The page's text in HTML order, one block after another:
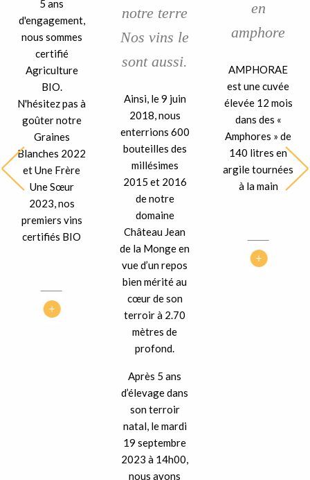
5 ans
d'engagement,
nous sommes
certifié
Agriculture
BIO.
N'hésitez pas à
goûter notre
Graines
Blanches 2022
et Une Frère
Une Sœur
2023, nos
premiers vins
certifiés BIO
notre terre
Nos vins le
sont aussi.
Ainsi, le 9 juin
2018, nous
enterrions 600
bouteilles des
millésimes
2015 et 2016
de notre
domaine
Château Jean
de la Monge en
vue d’un repos
bien mérité au
cœur de son
terroir à 2.70
mètres de
profond.
Après 5 ans
d’élevage dans
son terroir
natal, le mardi
19 septembre
2023 à 14h00,
nous avons
en
amphore
AMPHORAE
est une cuvée
élevée 12 mois
dans des «
Amphores » de
140 litres en
argile tournées
à la main